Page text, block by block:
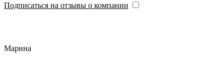
Подписаться на отзывы о компании
Марина